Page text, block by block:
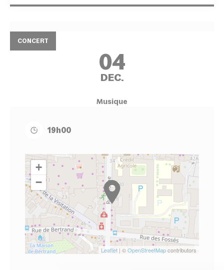
CONCERT
04
DEC.
Musique
19h00
+
−
Leaflet | ©OpenStreetMapcontributors